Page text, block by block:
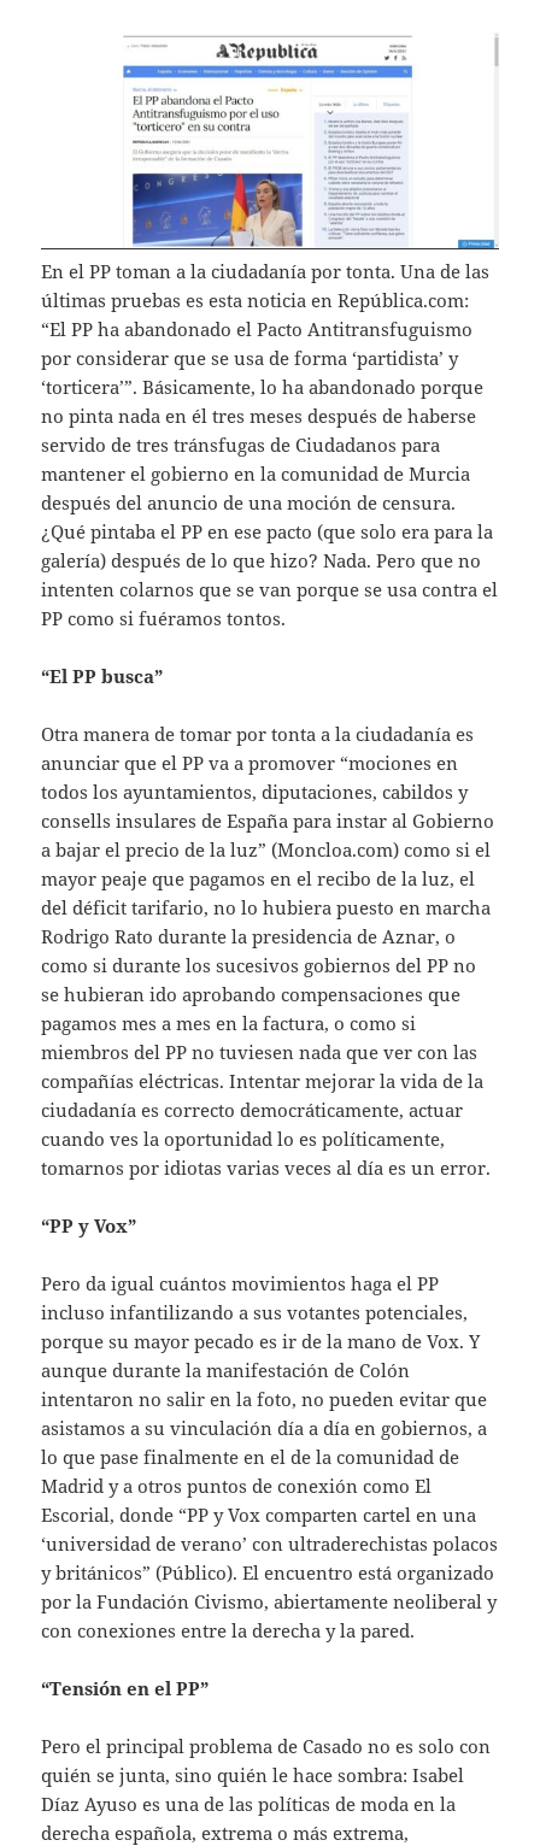
En el PP toman a la ciudadanía por tonta. Una de las
últimas pruebas es esta noticia en República.com:
“El PP ha abandonado el Pacto Antitransfuguismo
por considerar que se usa de forma ‘partidista’ y
‘torticera’”. Básicamente, lo ha abandonado porque
no pinta nada en él tres meses después de haberse
servido de tres tránsfugas de Ciudadanos para
mantener el gobierno en la comunidad de Murcia
después del anuncio de una moción de censura.
¿Qué pintaba el PP en ese pacto (que solo era para la
galería) después de lo que hizo? Nada. Pero que no
intenten colarnos que se van porque se usa contra el
PP como si fuéramos tontos.
“El PP busca”
Otra manera de tomar por tonta a la ciudadanía es
anunciar que el PP va a promover “mociones en
todos los ayuntamientos, diputaciones, cabildos y
consells insulares de España para instar al Gobierno
a bajar el precio de la luz” (Moncloa.com) como si el
mayor peaje que pagamos en el recibo de la luz, el
del déficit tarifario, no lo hubiera puesto en marcha
Rodrigo Rato durante la presidencia de Aznar, o
como si durante los sucesivos gobiernos del PP no
se hubieran ido aprobando compensaciones que
pagamos mes a mes en la factura, o como si
miembros del PP no tuviesen nada que ver con las
compañías eléctricas. Intentar mejorar la vida de la
ciudadanía es correcto democráticamente, actuar
cuando ves la oportunidad lo es políticamente,
tomarnos por idiotas varias veces al día es un error.
“PP y Vox”
Pero da igual cuántos movimientos haga el PP
incluso infantilizando a sus votantes potenciales,
porque su mayor pecado es ir de la mano de Vox. Y
aunque durante la manifestación de Colón
intentaron no salir en la foto, no pueden evitar que
asistamos a su vinculación día a día en gobiernos, a
lo que pase finalmente en el de la comunidad de
Madrid y a otros puntos de conexión como El
Escorial, donde “PP y Vox comparten cartel en una
‘universidad de verano’ con ultraderechistas polacos
y británicos” (Público). El encuentro está organizado
por la Fundación Civismo, abiertamente neoliberal y
con conexiones entre la derecha y la pared.
“Tensión en el PP”
Pero el principal problema de Casado no es solo con
quién se junta, sino quién le hace sombra: Isabel
Díaz Ayuso es una de las políticas de moda en la
derecha española, extrema o más extrema,